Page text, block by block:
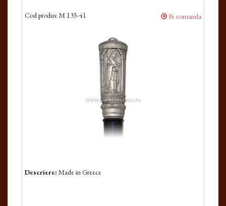
Cod produs: M 135-41 Pe comanda
Descriere: Made in Greece